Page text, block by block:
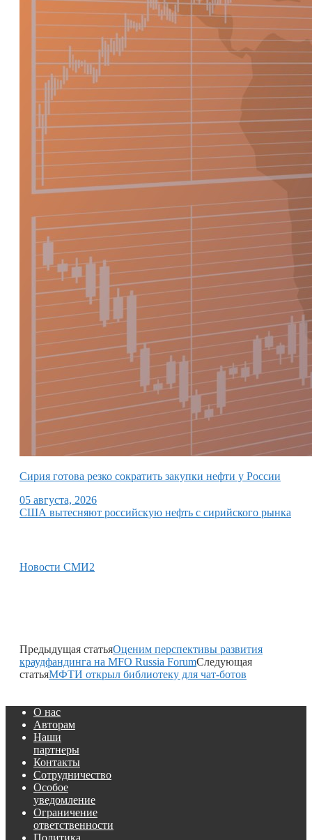
Сирия готова резко сократить закупки нефти у России
05 августа, 2026
США вытесняют российскую нефть с сирийского рынка
Новости СМИ2
Предыдущая статьяОценим перспективы развития
краудфандинга на MFO Russia ForumСледующая
статьяМФТИ открыл библиотеку для чат-ботов
О нас
Авторам
Наши
партнеры
Контакты
Сотрудничество
Особое
уведомление
Ограничение
ответственности
Политика